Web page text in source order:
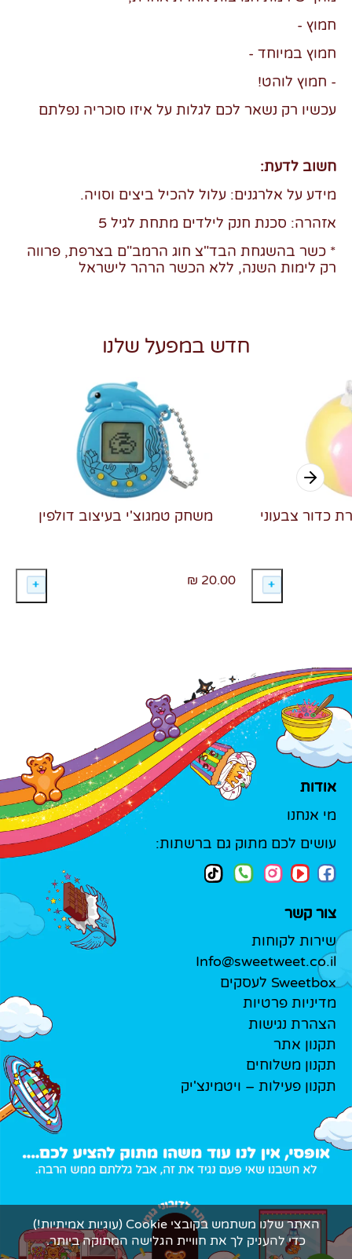
חמוץ -
חמוץ במיוחד -
- חמוץ לוהט!
עכשיו רק נשאר לכם לגלות על איזו סוכריה נפלתם
חשוב לדעת:
מידע על אלרגנים: עלול להכיל ביצים וסויה.
אזהרה: סכנת חנק לילדים מתחת לגיל 5
* כשר בהשגחת הבד"צ חוג הרמב"ם בצרפת, פרווה
רק לימות השנה, ללא הכשר הרהר לישראל
חדש במפעל שלנו
משחק טמגוצ'י בעיצוב דולפין
20.00 ₪
כדור צבעוני
אודות
מי אנחנו
עושים לכם מתוק גם ברשתות:
צור קשר
שירות לקוחות
Info@sweetweet.co.il
Sweetbox לעסקים
מדיניות פרטיות
הצהרת נגישות
תקנון אתר
תקנון משלוחים
תקנון פעילות – ויטמינצ'יק
האתר שלנו משתמש בקובצי Cookie (עוגיות אמיתיות!)
כדי להעניק לך את חוויית הגלישה המתוקה ביותר.